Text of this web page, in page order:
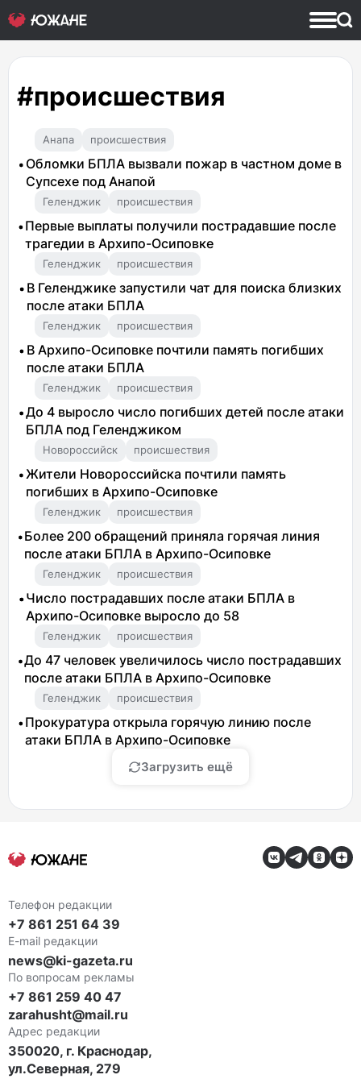
#происшествия
Анапа происшествия
Обломки БПЛА вызвали пожар в частном доме в
Супсехе под Анапой
Геленджик происшествия
Первые выплаты получили пострадавшие после
трагедии в Архипо-Осиповке
Геленджик происшествия
В Геленджике запустили чат для поиска близких
после атаки БПЛА
Геленджик происшествия
В Архипо-Осиповке почтили память погибших
после атаки БПЛА
Геленджик происшествия
До 4 выросло число погибших детей после атаки
БПЛА под Геленджиком
Новороссийск происшествия
Жители Новороссийска почтили память
погибших в Архипо-Осиповке
Геленджик происшествия
Более 200 обращений приняла горячая линия
после атаки БПЛА в Архипо-Осиповке
Геленджик происшествия
Число пострадавших после атаки БПЛА в
Архипо-Осиповке выросло до 58
Геленджик происшествия
До 47 человек увеличилось число пострадавших
после атаки БПЛА в Архипо-Осиповке
Геленджик происшествия
Прокуратура открыла горячую линию после
атаки БПЛА в Архипо-Осиповке
Загрузить ещё
Телефон редакции
+7 861 251 64 39
E-mail редакции
news@ki-gazeta.ru
По вопросам рекламы
+7 861 259 40 47
zarahusht@mail.ru
Адрес редакции
350020, г. Краснодар,
ул.Северная, 279